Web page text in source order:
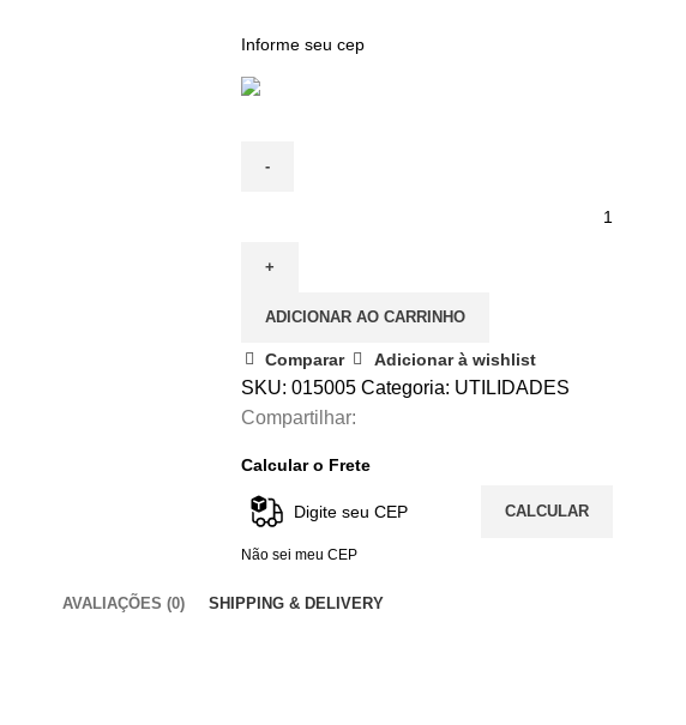
ADICIONAR AO CARRINHO
Comparar Adicionar à wishlist
SKU: 015005 Categoria: UTILIDADES
Compartilhar:
Calcular o Frete
CALCULAR
Não sei meu CEP
AVALIAÇÕES (0) SHIPPING & DELIVERY